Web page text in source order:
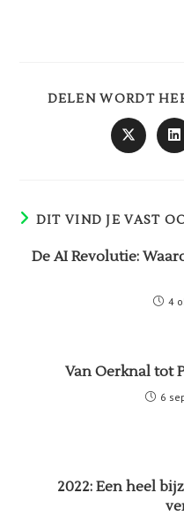
DELEN WORDT
Opent
in in
DIT VIND JE VAST
De AI Revolutie:
4
Van Oerknal tot
6
2022: Een heel